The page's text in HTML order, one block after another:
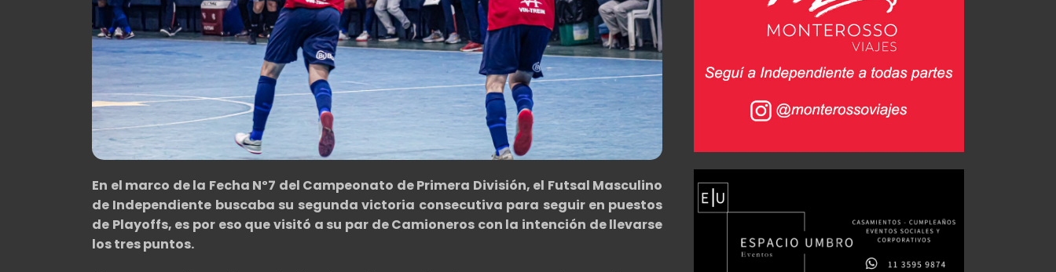
En el marco de la Fecha Nº7 del Campeonato de Primera División, el Futsal Masculino
de Independiente buscaba su segunda victoria consecutiva para seguir en puestos
de Playoffs, es por eso que visitó a su par de Camioneros con la intención de llevarse
los tres puntos.